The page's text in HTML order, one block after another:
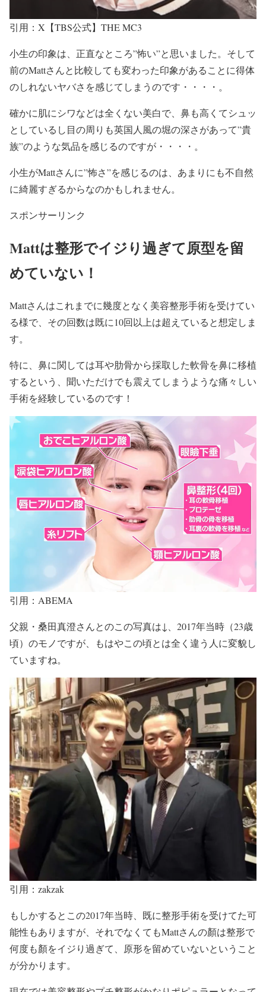
引用：X【TBS公式】THE MC3
小生の印象は、正直なところ”怖い”と思いました。 そして
前のMattさんと比較しても変わった印象があることに得体
のしれないヤバさを感じてしまうのです・・・・。
確かに肌にシワなどは全くない美白で、 鼻も高くてシュッ
と しているし目の周りも英国人風の堀の深さがあって”貴
族”のような気品を感じるのですが・・・・。
小生がMattさんに”怖さ”を感じるのは、あまりにも不自然
に綺麗すぎるからなのかもしれません。
スポンサーリンク
Mattは整形でイジり過ぎて原型を留
めていない！
Mattさんはこれまでに幾度となく美容整形手術を受けてい
る様で、その回数は既に10回以上は超えていると想定しま
す。
特に、 鼻に関しては耳や肋骨から採取した軟骨を鼻に移植
するという、聞いただけでも震えてしまうような痛々しい
手術を経験しているのです！
引用：ABEMA
父親・桑田真澄さんとのこの写真は↓、 2017年当時（23歳
頃） のモノですが、もはやこの頃とは全く違う人に変貌し
ていますね。
引用：zakzak
もしかするとこの2017年当時、 既に整形手術を受けてた可
能性もありますが、それでなくてもMattさんの顏は整形で
何度も顏をイジり過ぎて、 原形を留めていないということ
が分かります。